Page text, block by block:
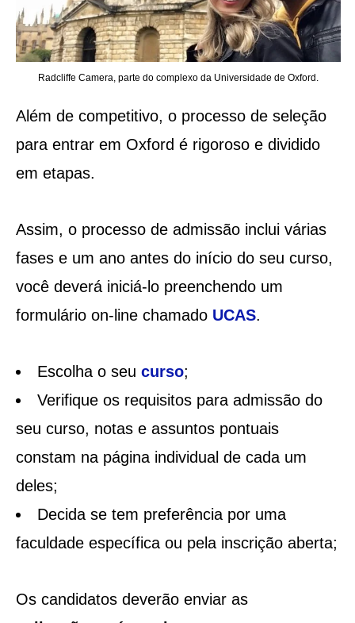
Radcliffe Camera, parte do complexo da Universidade de Oxford.
Além de competitivo, o processo de seleção
para entrar em Oxford é rigoroso e dividido
em etapas.
Assim, o processo de admissão inclui várias
fases e um ano antes do início do seu curso,
você deverá iniciá-lo preenchendo um
formulário on-line chamado UCAS.
Escolha o seu curso;
Verifique os requisitos para admissão do
seu curso, notas e assuntos pontuais
constam na página individual de cada um
deles;
Decida se tem preferência por uma
faculdade específica ou pela inscrição aberta;
Os candidatos deverão enviar as